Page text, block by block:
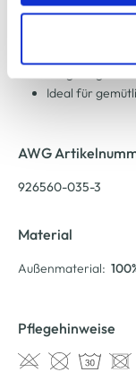
erlauben" bzw.
(einschließlich
zu ändern oder
Cookie-Hinweis
Flauschige
Ideal für
AWG
926560-035-3
Material
Außenmaterial:
Pflegehinweise